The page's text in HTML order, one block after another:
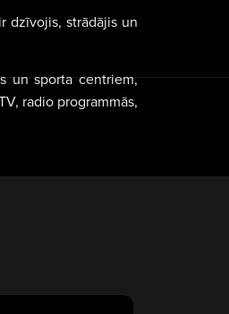
dzīvojis, strādājis un
un sporta centriem,
radio programmās,